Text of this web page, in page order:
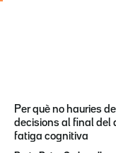
Per què no hauries
decisions al final del
fatiga cognitiva